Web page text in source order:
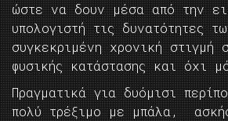
ώστε να δουν μέσα από την
υπολογιστή τις δυνατότητες
συγκεκριμένη χρονική στιγμή
φυσικής κατάστασης και όχι
Πραγματικά για δυόμισι
πολύ τρέξιμο με μπάλα,